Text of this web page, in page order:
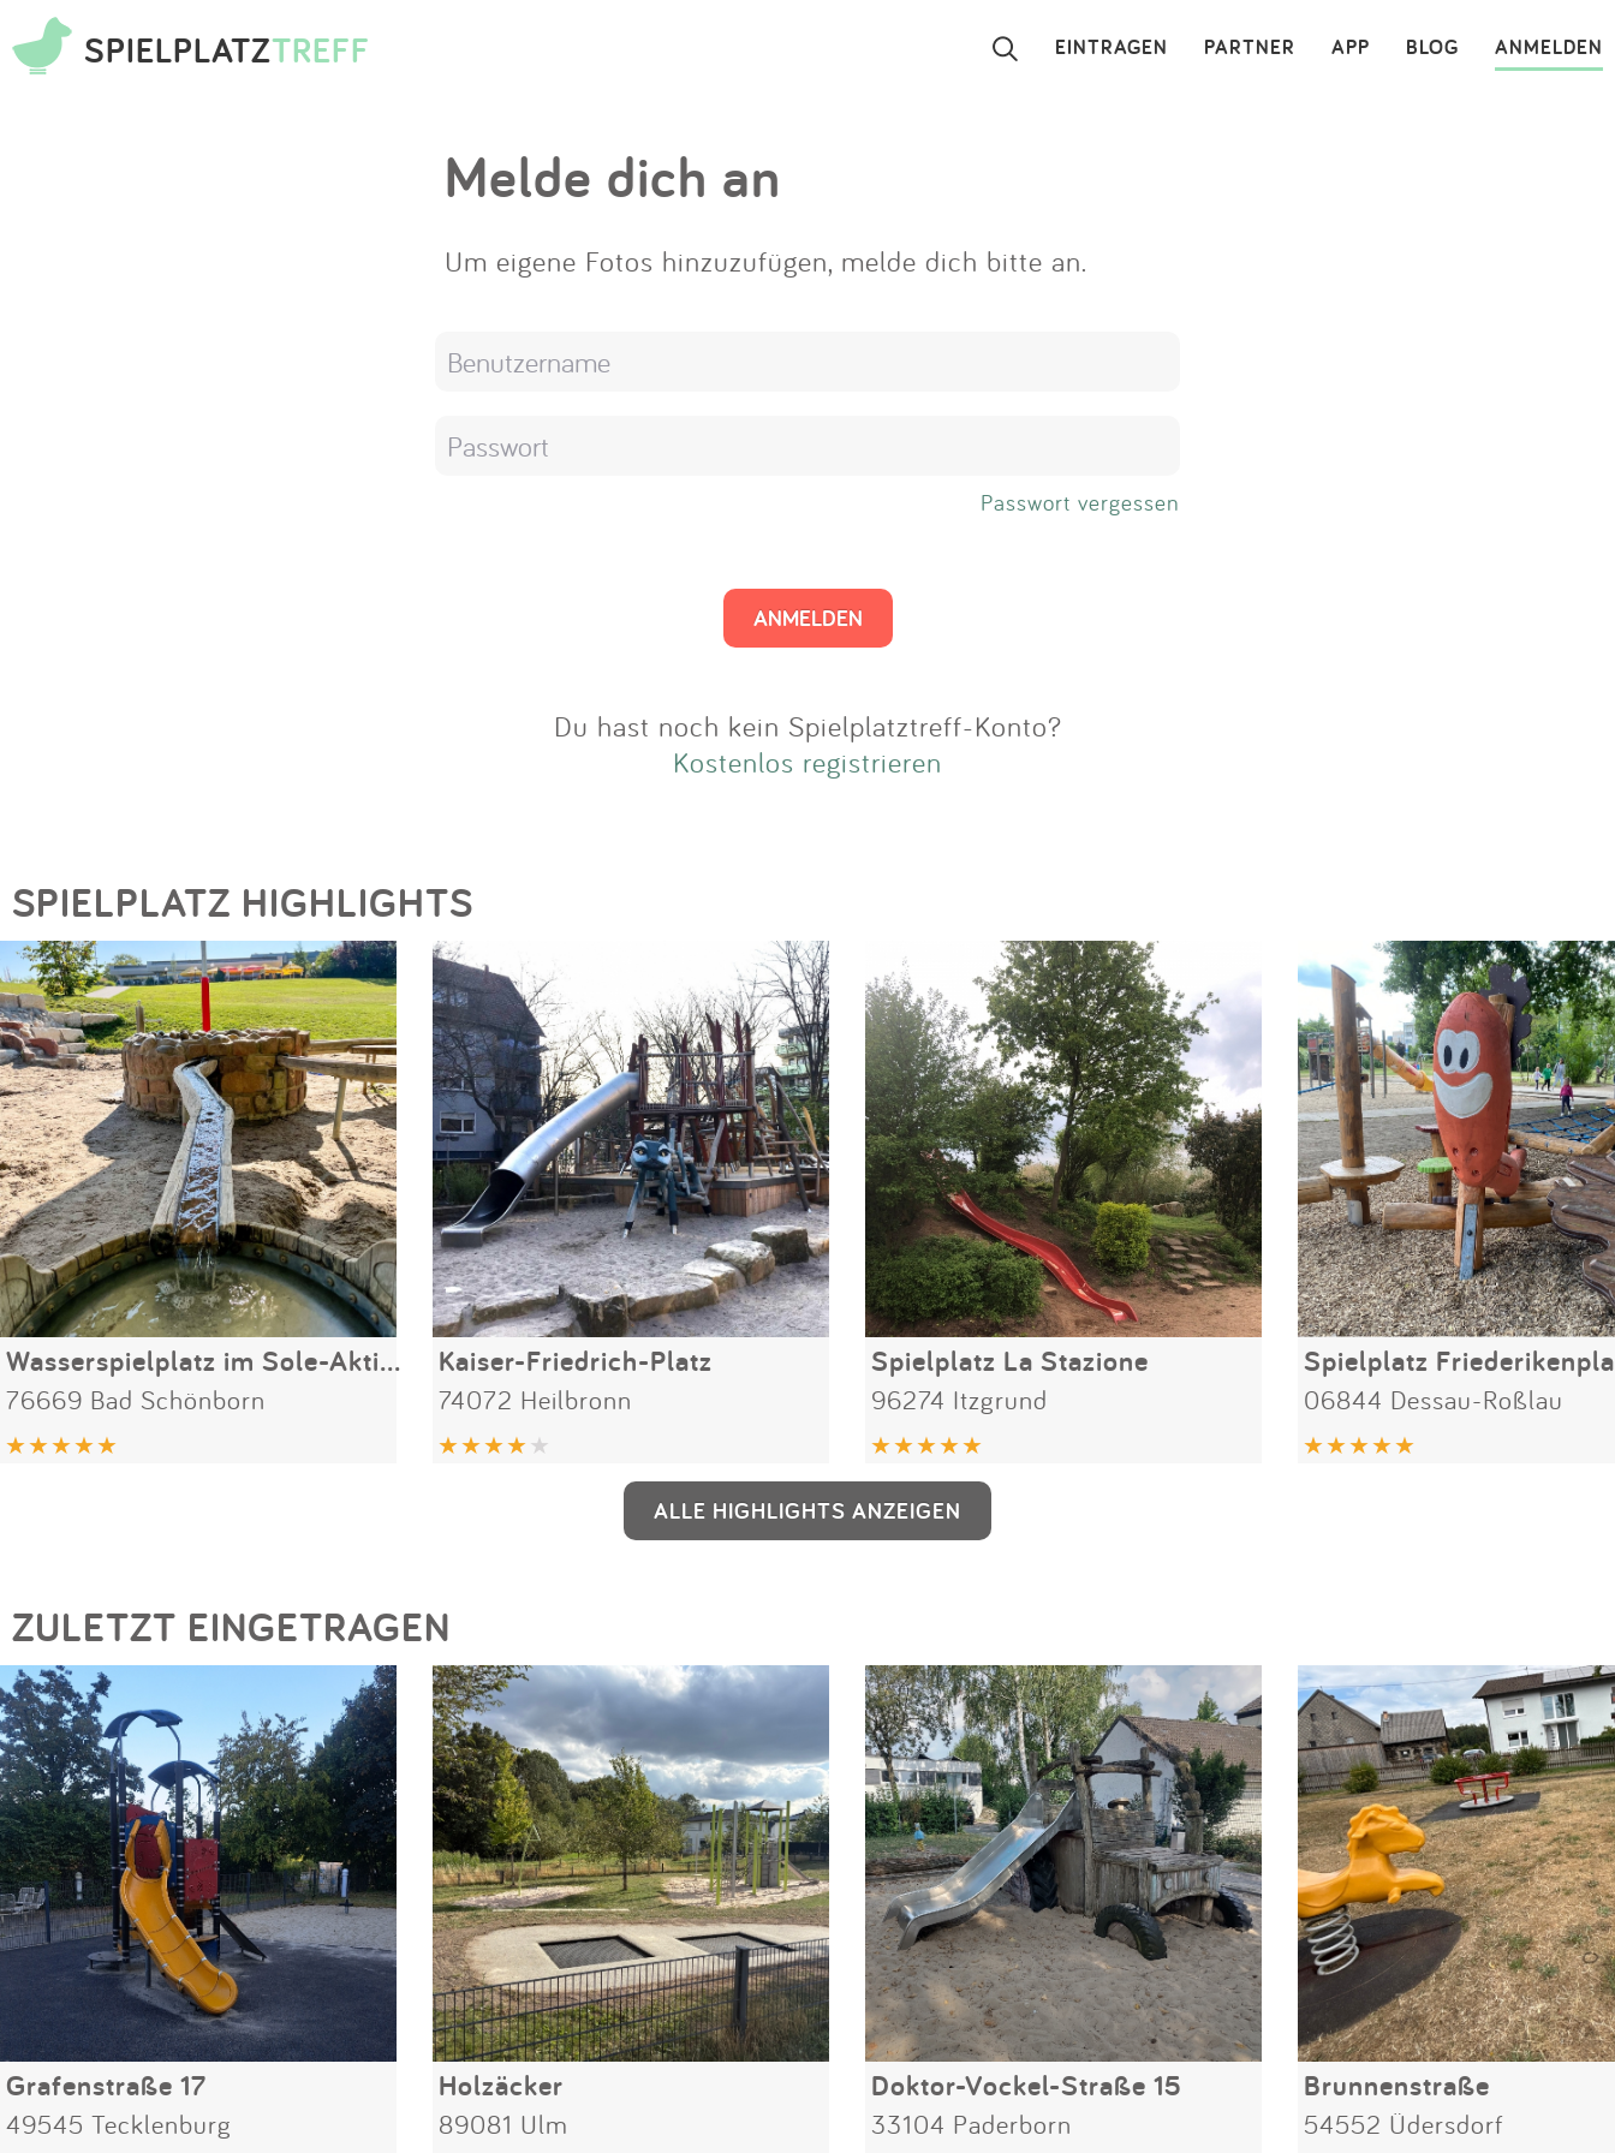
SPIELPLATZTREFF ANMELDEN
BLOG
APP
PARTNER
EINTRAGEN ×
App
Anmelden
Melde dich an
Um eigene Fotos hinzuzufügen, melde dich bitte an.
Passwort vergessen
Du hast noch kein Spielplatztreff-Konto?
Kostenlos registrieren
SPIELPLATZ HIGHLIGHTS
Wasserspielplatz im Sole-Aktiv-Park
76669 Bad Schönborn
Kaiser-Friedrich-Platz
74072 Heilbronn
Spielplatz La Stazione
96274 Itzgrund
Spielplatz
06844 Dessau-Roßlau
ALLE HIGHLIGHTS ANZEIGEN
ZULETZT EINGETRAGEN
Grafenstraße 17
49545 Tecklenburg
Holzäcker
89081 Ulm
Doktor-Vockel-Straße 15
33104 Paderborn
Brunnenstraße
54552 Üdersdorf